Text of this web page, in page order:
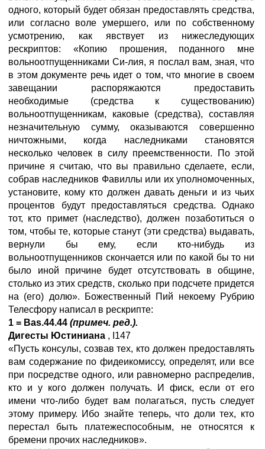
одного, который будет обязан предоставлять средства,
или согласно воле умершего, или по собственному
усмотрению, как явствует из нижеследующих
рескриптов: «Копию прошения, поданного мне
вольноотпущенниками Си-лия, я послал вам, зная, что
в этом документе речь идет о том, что многие в своем
завещании распоряжаются предоставить
необходимые (средства к существованию)
вольноотпущенникам, каковые (средства), составляя
незначительную сумму, оказываются совершенно
ничтожными, когда наследниками становятся
несколько человек в силу преемственности. По этой
причине я считаю, что вы правильно сделаете, если,
собрав наследников Фавиллы или их уполномоченных,
установите, кому кто должен давать деньги и из чьих
процентов будут предоставляться средства. Однако
тот, кто примет (наследство), должен позаботиться о
том, чтобы те, которые станут (эти средства) выдавать,
вернули бы ему, если кто-нибудь из
вольноотпущенников скончается или по какой бы то ни
было иной причине будет отсутствовать в общине,
столько из этих средств, сколько при подсчете придется
на (его) долю». Божественный Пий некоему Рубрию
Телесфору написал в рескрипте:
1 = Bas.44.44 (примеч. ред.).
Дигесты Юстиниана , 147
«Пусть консулы, созвав тех, кто должен предоставлять
вам содержание по фидеикомиссу, определят, или все
при посредстве одного, или равномерно распределив,
кто и у кого должен получать. И фиск, если от его
имени что-либо будет вам полагаться, пусть следует
этому примеру. Ибо знайте теперь, что доли тех, кто
перестал быть платежеспособным, не относятся к
бремени прочих наследников».